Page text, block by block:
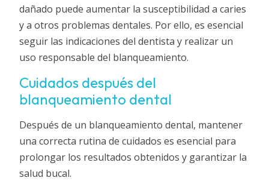
dañado puede aumentar la susceptibilidad a caries
y a otros problemas dentales. Por ello, es esencial
seguir las indicaciones del dentista y realizar un
uso responsable del blanqueamiento.
Cuidados después del
blanqueamiento dental
Después de un blanqueamiento dental, mantener
una correcta rutina de cuidados es esencial para
prolongar los resultados obtenidos y garantizar la
salud bucal.